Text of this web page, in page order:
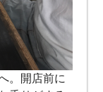
。開店前に